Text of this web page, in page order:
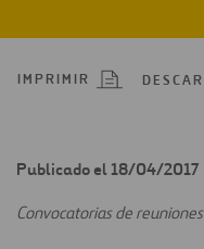
IMPRIMIR
Publicado el 18/04/2017
Convocatorias de